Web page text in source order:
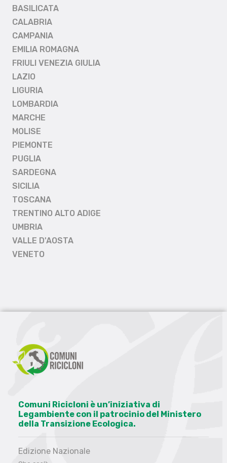
BASILICATA
CALABRIA
CAMPANIA
EMILIA ROMAGNA
FRIULI VENEZIA GIULIA
LAZIO
LIGURIA
LOMBARDIA
MARCHE
MOLISE
PIEMONTE
PUGLIA
SARDEGNA
SICILIA
TOSCANA
TRENTINO ALTO ADIGE
UMBRIA
VALLE D'AOSTA
VENETO
Comuni Ricicloni è un’iniziativa di
Legambiente con il patrocinio del Ministero
della Transizione Ecologica.
Edizione Nazionale